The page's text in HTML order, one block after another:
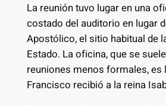
La reunión tuvo lugar en una
costado del auditorio en lugar
Apostólico, el sitio habitual de
Estado. La oficina, que se
reuniones menos formales, es
Francisco recibió a la reina